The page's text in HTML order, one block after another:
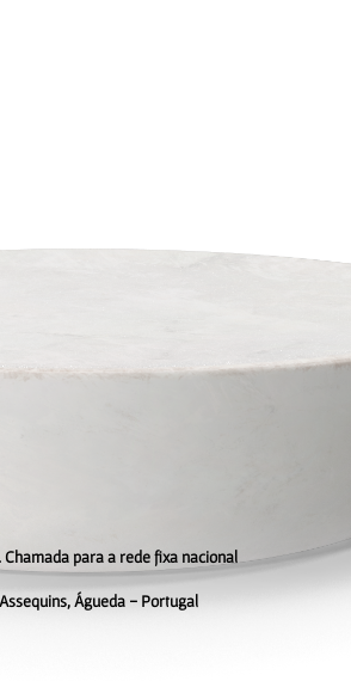
Chamada para a rede fixa nacional
Águeda - Portugal